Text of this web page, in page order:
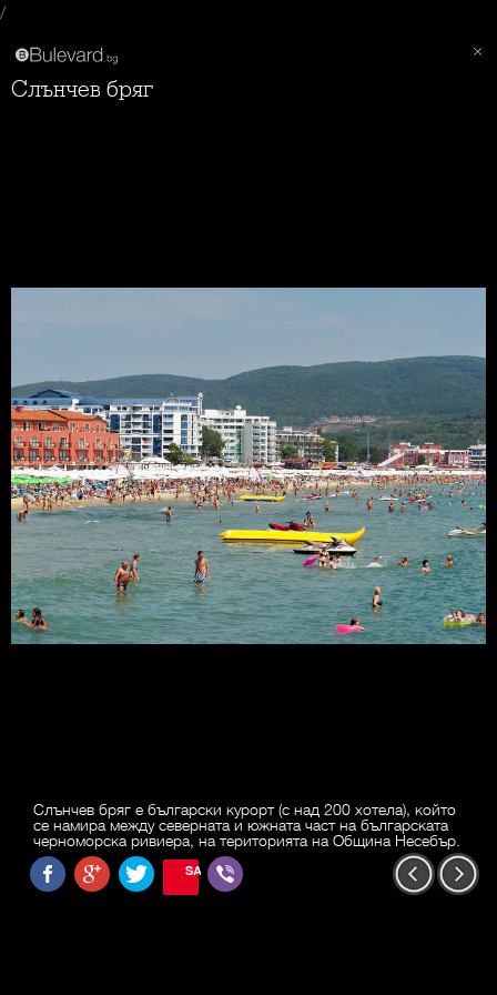
/
Слънчев бряг
Слънчев бряг е български курорт (с над 200 хотела), който
се намира между северната и южната част на българската
черноморска ривиера, на територията на Община Несебър.
SAVE